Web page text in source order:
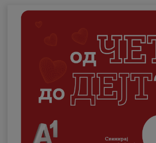
Деловни
Поддршка
Надополни кредит